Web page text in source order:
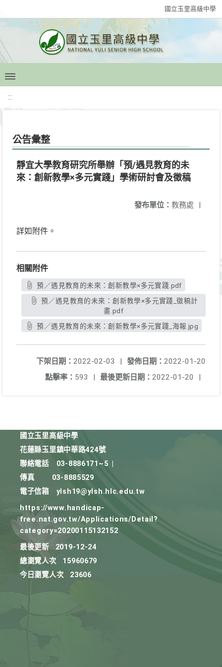
國立玉里高級中學
:::
公告彙整
靜宜大學教育研究所舉辦「預/遇見教育的未
來：創新教學×多元實踐」學術研討會及徵稿
發布單位： 教務處 |
詳如附件。
相關附件
預／遇見教育的未來：創新教學×多元實踐.pdf
預／遇見教育的未來：創新教學×多元實踐_徵稿計
畫.pdf
預／遇見教育的未來：創新教學×多元實踐_海報.jpg
發佈日期： 2022-01-20
下架日期： 2022-02-03
|
最後更新日期： 2022-01-20 |
點擊率： 593 |
國立玉里高級中學
花蓮縣玉里鎮中華路424號
聯絡電話
03-8886171~5
傳真
03-8885529
電子信箱
ylsh19@ylsh.hlc.edu.tw
https://www.handicap-
free.nat.gov.tw/Applications/Detail?
category=20200115132152
最後更新
2019-12-24
總瀏覽人次
15960679
今日瀏覽人次
23606